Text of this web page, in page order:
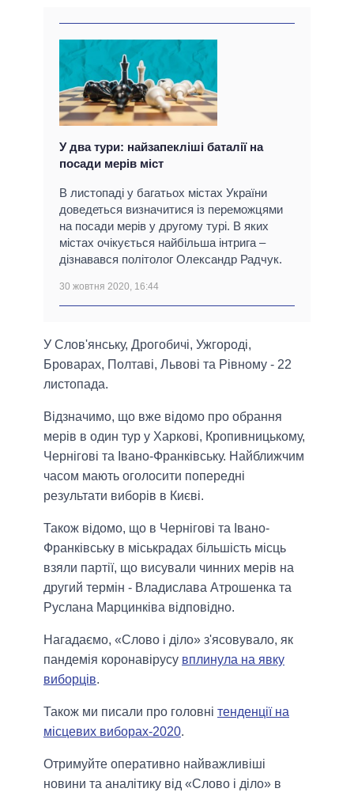
У два тури: найзапекліші баталії на
посади мерів міст
В листопаді у багатьох містах України
доведеться визначитися із переможцями
на посади мерів у другому турі. В яких
містах очікується найбільша інтрига –
дізнавався політолог Олександр Радчук.
30 жовтня 2020, 16:44
У Слов'янську, Дрогобичі, Ужгороді,
Броварах, Полтаві, Львові та Рівному - 22
листопада.
Відзначимо, що вже відомо про обрання
мерів в один тур у Харкові, Кропивницькому,
Чернігові та Івано-Франківську. Найближчим
часом мають оголосити попередні
результати виборів в Києві.
Також відомо, що в Чернігові та Івано-
Франківську в міськрадах більшість місць
взяли партії, що висували чинних мерів на
другий термін - Владислава Атрошенка та
Руслана Марцинківа відповідно.
Нагадаємо, «Слово і діло» з'ясовувало, як
пандемія коронавірусу вплинула на явку
виборців.
Також ми писали про головні тенденції на
місцевих виборах-2020.
Отримуйте оперативно найважливіші
новини та аналітику від «Слово і діло» в